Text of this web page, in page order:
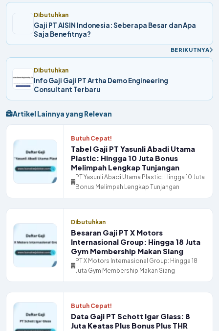
Dibutuhkan
Gaji PT AISIN Indonesia: Seberapa Besar dan Apa
Saja Benefitnya?
BERIKUTNYA
Dibutuhkan
Info Gaji Gaji PT Artha Demo Engineering
Consultant Terbaru
Artikel Lainnya yang Relevan
Butuh Cepat!
Tabel Gaji PT Yasunli Abadi Utama
Plastic: Hingga 10 Juta Bonus
Melimpah Lengkap Tunjangan
PT Yasunli Abadi Utama Plastic: Hingga 10 Juta
Bonus Melimpah Lengkap Tunjangan
Dibutuhkan
Besaran Gaji PT X Motors
Internasional Group: Hingga 18 Juta
Gym Membership Makan Siang
PT X Motors Internasional Group: Hingga 18
Juta Gym Membership Makan Siang
Butuh Cepat!
Data Gaji PT Schott Igar Glass: 8
Juta Keatas Plus Bonus Plus THR